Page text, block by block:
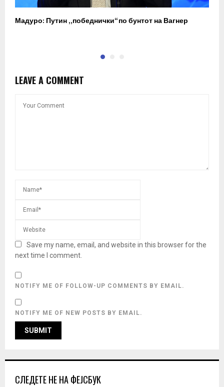
Мадуро: Путин „победнички“ по бунтот на Вагнер
LEAVE A COMMENT
Save my name, email, and website in this browser for the
next time I comment.
NOTIFY ME OF FOLLOW-UP COMMENTS BY EMAIL.
NOTIFY ME OF NEW POSTS BY EMAIL.
СЛЕДЕТЕ НЕ НА ФЕЈСБУК